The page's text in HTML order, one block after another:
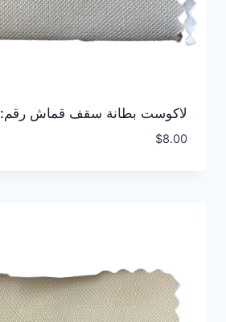
لاكوست بطانة سقف قماش رقم: 53
$8.00